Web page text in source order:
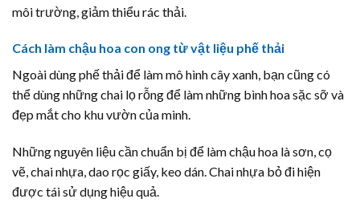
môi trường, giảm thiểu rác thải.
Cách làm chậu hoa con ong từ vật liệu phế thải
Ngoài dùng phế thải để làm mô hình cây xanh, bạn cũng có
thể dùng những chai lọ rỗng để làm những bình hoa sặc sỡ và
đẹp mắt cho khu vườn của mình.
Những nguyên liệu cần chuẩn bị để làm chậu hoa là sơn, cọ
vẽ, chai nhựa, dao rọc giấy, keo dán. Chai nhựa bỏ đi hiện
được tái sử dụng hiệu quả.